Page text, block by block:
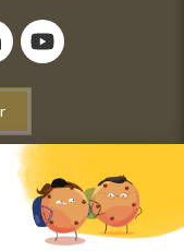
vente